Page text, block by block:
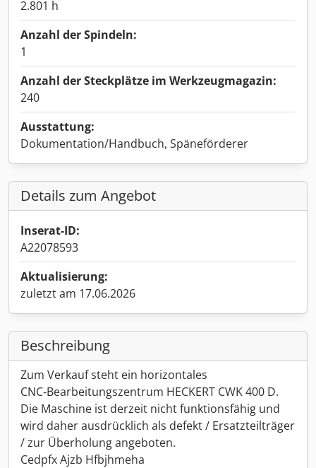
2.801 h
Anzahl der Spindeln:
1
Anzahl der Steckplätze im Werkzeugmagazin:
240
Ausstattung:
Dokumentation/Handbuch, Späneförderer
Details zum Angebot
Inserat-ID:
A22078593
Aktualisierung:
zuletzt am 17.06.2026
Beschreibung
Zum Verkauf steht ein horizontales
CNC‑Bearbeitungszentrum HECKERT CWK 400 D.
Die Maschine ist derzeit nicht funktionsfähig und
wird daher ausdrücklich als defekt / Ersatzteilträger
/ zur Überholung angeboten.
Cedpfx Ajzb Hfbjhmeha